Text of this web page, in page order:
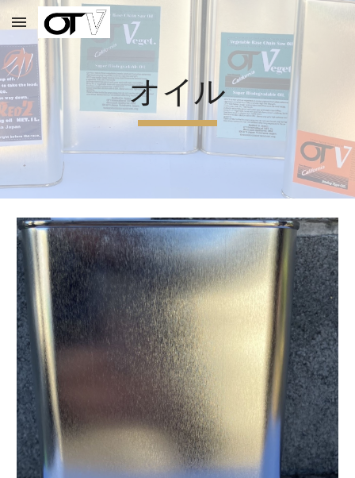
Skip to main content Skip to navigation
オイル